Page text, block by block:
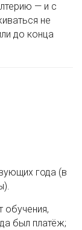
— и с
не
до конца
года (в
обучения,
был платёж;